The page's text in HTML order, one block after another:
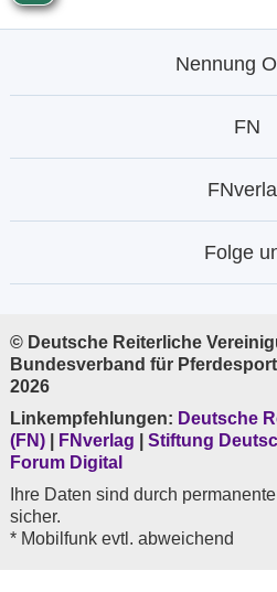
Nennung
FN
Folge
© Deutsche Reiterliche
Bundesverband für
2026
Linkempfehlungen: Deutsche
(FN)
FNverlag Stiftung
Forum Digital
Ihre Daten sind durch permanente
sicher.
* Mobilfunk evtl. abweichend